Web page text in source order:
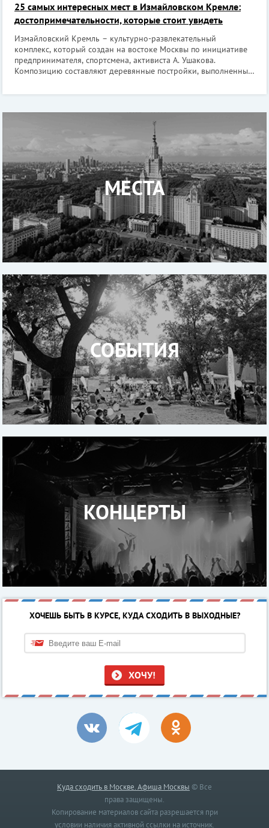
25 самых интересных мест в Измайловском Кремле:
достопримечательности, которые стоит увидеть
Измайловский Кремль – культурно-развлекательный
комплекс, который создан на востоке Москвы по инициативе
предпринимателя, спортсмена, активиста А. Ушакова.
Композицию составляют деревянные постройки, выполненные
продлились с 1998 по 2007 год.
МЕСТА
СОБЫТИЯ
КОНЦЕРТЫ
ХОЧЕШЬ БЫТЬ В КУРСЕ, КУДА СХОДИТЬ В ВЫХОДНЫЕ?
ХОЧУ!
Куда сходить в Москве. Афиша Москвы © Все
права защищены.
Копирование материалов сайта разрешается при
условии наличия активной ссылки на источник.